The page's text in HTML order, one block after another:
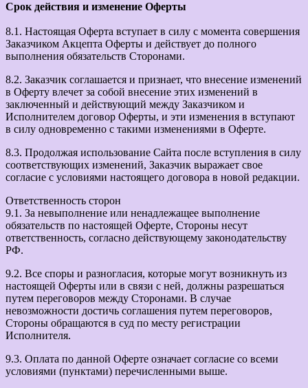
Срок действия и изменение Оферты
8.1. Настоящая Оферта вступает в силу с момента совершения
Заказчиком Акцепта Оферты и действует до полного
выполнения обязательств Сторонами.
8.2. Заказчик соглашается и признает, что внесение изменений
в Оферту влечет за собой внесение этих изменений в
заключенный и действующий между Заказчиком и
Исполнителем договор Оферты, и эти изменения в вступают
в силу одновременно с такими изменениями в Оферте.
8.3. Продолжая использование Сайта после вступления в силу
соответствующих изменений, Заказчик выражает свое
согласие с условиями настоящего договора в новой редакции.
Ответственность сторон
9.1. За невыполнение или ненадлежащее выполнение
обязательств по настоящей Оферте, Стороны несут
ответственность, согласно действующему законодательству
РФ.
9.2. Все споры и разногласия, которые могут возникнуть из
настоящей Оферты или в связи с ней, должны разрешаться
путем переговоров между Сторонами. В случае
невозможности достичь соглашения путем переговоров,
Стороны обращаются в суд по месту регистрации
Исполнителя.
9.3. Оплата по данной Оферте означает согласие со всеми
условиями (пунктами) перечисленными выше.